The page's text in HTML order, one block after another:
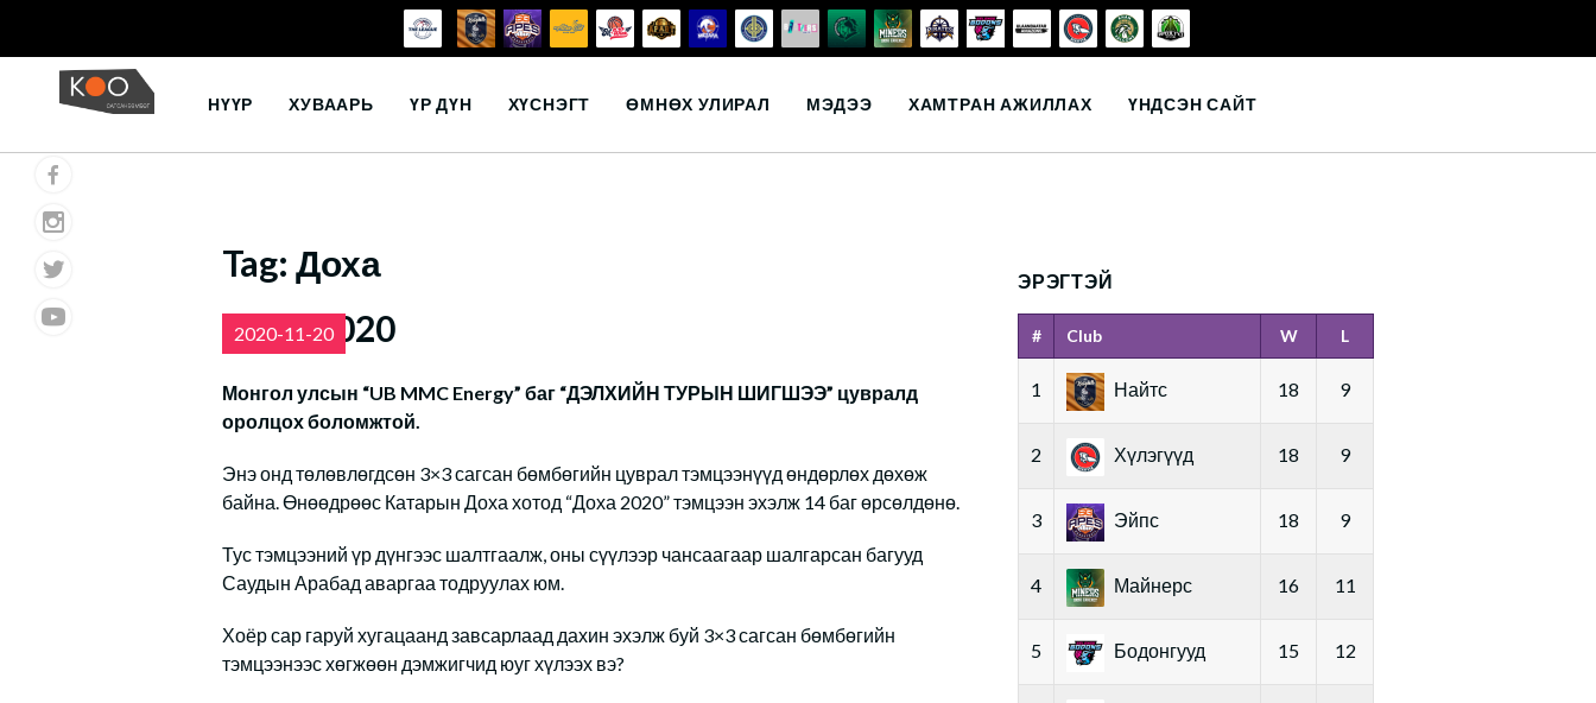
НҮҮР ХУВААРЬ ҮР ДҮН ХҮСНЭГТ ӨМНӨХ УЛИРАЛ МЭДЭЭ ХАМТРАН АЖИЛЛАХ ҮНДСЭН САЙТ
Tag: Доха
2020-11-20
Доха 2020
Монгол улсын “UB MMC Energy” баг “ДЭЛХИЙН ТУРЫН ШИГШЭЭ” цувралд
оролцох боломжтой.
Энэ онд төлөвлөгдсөн 3×3 сагсан бөмбөгийн цуврал тэмцээнүүд өндөрлөх дөхөж
байна. Өнөөдрөөс Катарын Доха хотод “Доха 2020” тэмцээн эхэлж 14 баг өрсөлдөнө.
Тус тэмцээний үр дүнгээс шалтгаалж, оны сүүлээр чансаагаар шалгарсан багууд
Саудын Арабад аваргаа тодруулах юм.
Хоёр сар гаруй хугацаанд завсарлаад дахин эхэлж буй 3×3 сагсан бөмбөгийн
тэмцээнээс хөгжөөн дэмжигчид юуг хүлээх вэ?
ЭРЭГТЭЙ
# Club W L
1 Найтс 18 9
2 Хүлэгүүд 18 9
3 Эйпс 18 9
4 Майнерс 16 11
5 Бодонгууд 15 12